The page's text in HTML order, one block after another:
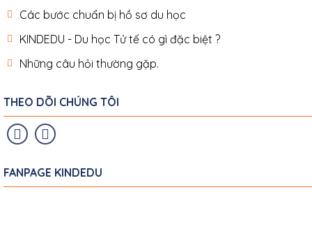
Các bước chuẩn bị hồ sơ du học
KINDEDU - Du học Tử tế có gì đặc biệt ?
Những câu hỏi thường gặp.
THEO DÕI CHÚNG TÔI
FANPAGE KINDEDU